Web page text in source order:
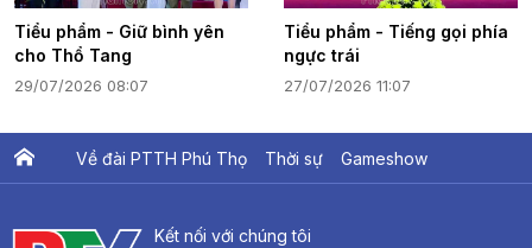
Tiểu phẩm - Giữ bình yên
cho Thổ Tang
29/07/2026 08:07
Tiểu phẩm - Tiếng gọi phía
ngực trái
27/07/2026 11:07
Về đài PTTH Phú Thọ Thời sự Gameshow
Kết nối với chúng tôi